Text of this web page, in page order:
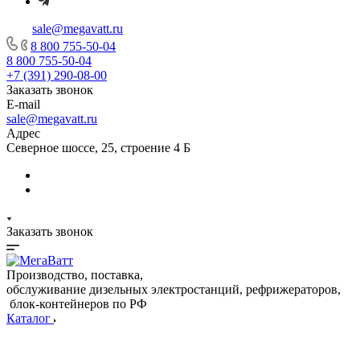
sale@megavatt.ru
8 800 755-50-04
8 800 755-50-04
+7 (391) 290-08-00
Заказать звонок
E-mail
sale@megavatt.ru
Адрес
Северное шоссе, 25, строение 4 Б
Заказать звонок
Производство, поставка,
обслуживание дизельных электростанций, рефрижераторов,
блок-контейнеров по РФ
Каталог